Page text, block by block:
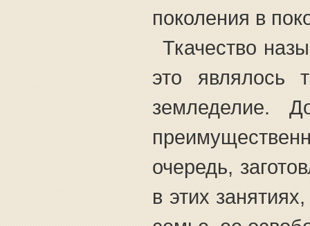
поколения в
Ткачество
это являлось
земледелие.
очередь,
в этих